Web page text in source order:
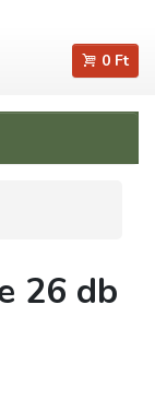
0 Ft
26 db